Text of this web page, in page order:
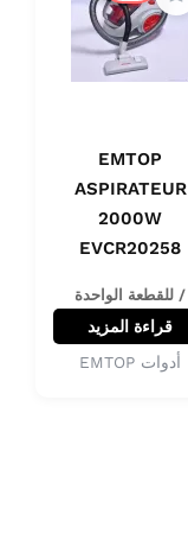
EMTOP
ASPIRATEUR
2000W
EVCR20258
/ للقطعة الواحدة
قراءة المزيد
أدوات EMTOP